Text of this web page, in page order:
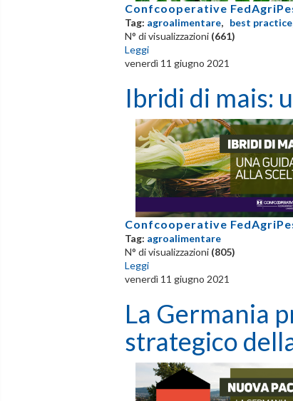
Confcooperative
Tag: agroalimentare, best practice
N° di visualizzazioni (661)
Leggi
venerdì 11 giugno 2021
Ibridi di mais:
Confcooperative
Tag: agroalimentare
N° di visualizzazioni (805)
Leggi
venerdì 11 giugno 2021
La Germania
strategico